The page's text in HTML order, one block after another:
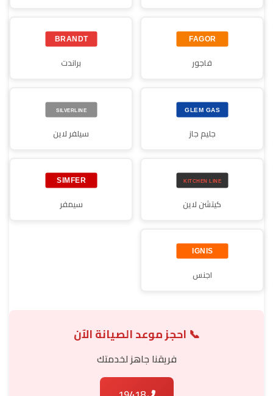
فاجور براندت
جليم جاز سيلفر لاين
كيتشن لاين سيمفر
اجنس
📞 احجز موعد الصيانة الآن
فريقنا جاهز لخدمتك